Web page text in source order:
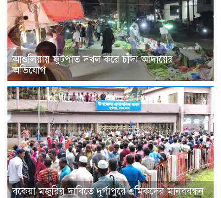
আশুলিয়ায় ফুটপাত দখল করে চাঁদা আদায়ের
অভিযোগ
বকেয়া মজুরির দাবিতে দুর্গাপুরে শ্রমিকদের মানববন্ধন